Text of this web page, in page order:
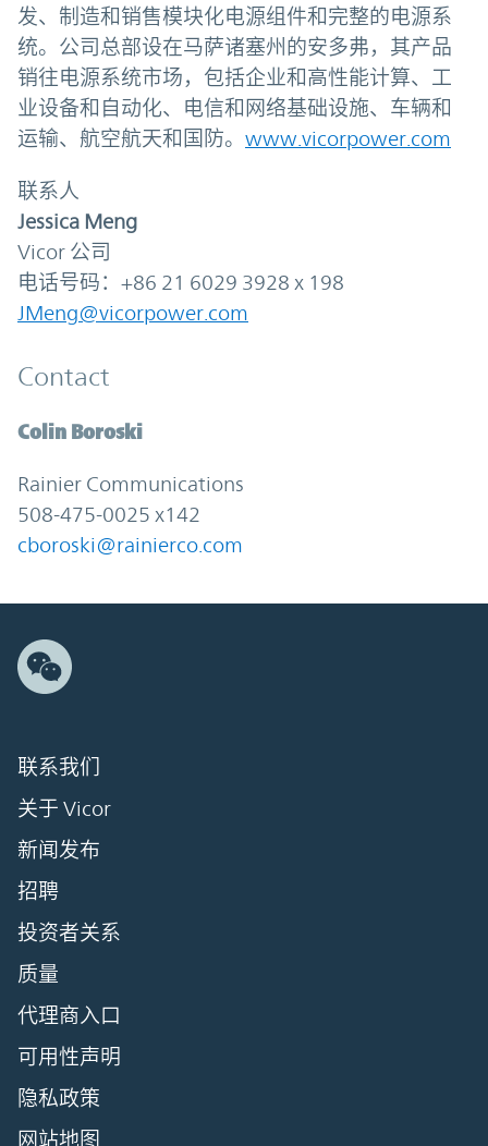
发、制造和销售模块化电源组件和完整的电源系
统。公司总部设在马萨诸塞州的安多弗，其产品
销往电源系统市场，包括企业和高性能计算、工
业设备和自动化、电信和网络基础设施、车辆和
运输、航空航天和国防。 www.vicorpower.com
联系人
Jessica Meng
Vicor 公司
电话号码：+86 21 6029 3928 x 198
JMeng@vicorpower.com
Contact
Colin Boroski
Rainier Communications
508-475-0025 x142
cboroski@rainierco.com
联系我们
关于 Vicor
新闻发布
招聘
投资者关系
质量
代理商入口
可用性声明
隐私政策
网站地图